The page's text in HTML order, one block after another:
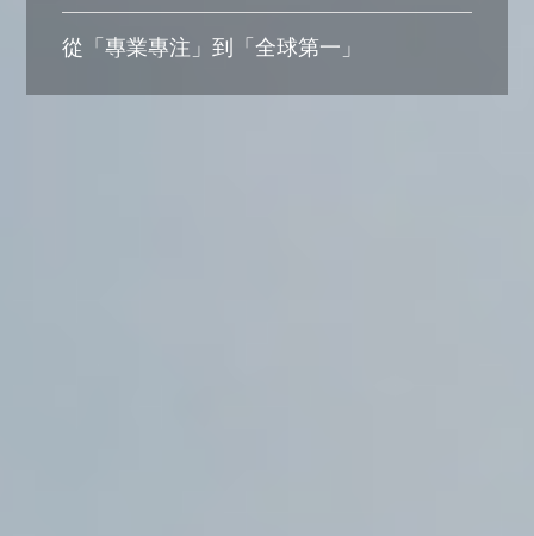
從「專業專注」到「全球第一」